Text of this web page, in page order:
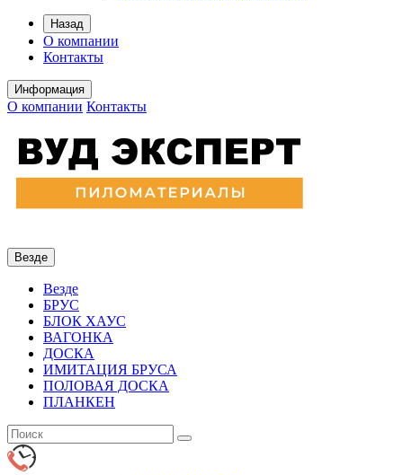
Назад
О компании
Контакты
Информация
О компании Контакты
Везде
Везде
БРУС
БЛОК ХАУС
ВАГОНКА
ДОСКА
ИМИТАЦИЯ БРУСА
ПОЛОВАЯ ДОСКА
ПЛАНКЕН